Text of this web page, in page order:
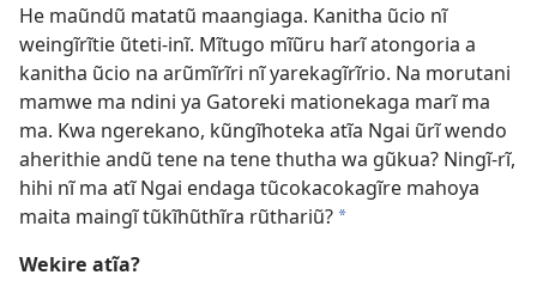
He maũndũ matatũ maangiaga. Kanitha ũcio nĩ
weingĩrĩtie ũteti-inĩ. Mĩtugo mĩũru harĩ atongoria a
kanitha ũcio na arũmĩrĩri nĩ yarekagĩrĩrio. Na morutani
mamwe ma ndini ya Gatoreki mationekaga marĩ ma
ma. Kwa ngerekano, kũngĩhoteka atĩa Ngai ũrĩ wendo
aherithie andũ tene na tene thutha wa gũkua? Ningĩ-rĩ,
hihi nĩ ma atĩ Ngai endaga tũcokacokagĩre mahoya
maita maingĩ tũkĩhũthĩra rũthariũ? *
Wekire atĩa?